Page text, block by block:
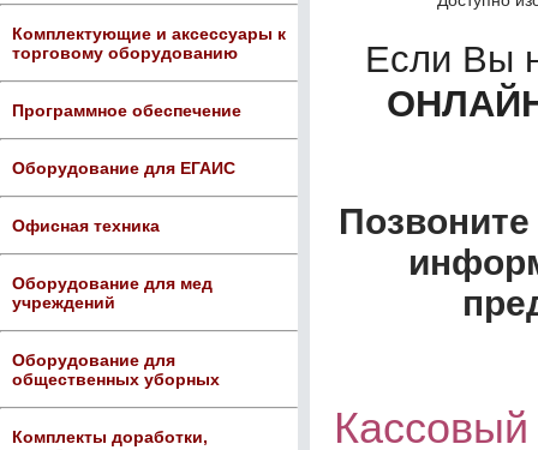
Комплектующие и аксессуары к
торговому оборудованию
Программное обеспечение
Оборудование для ЕГАИС
Офисная техника
Оборудование для мед
учреждений
Оборудование для
общественных уборных
Комплекты доработки,
Если Вы